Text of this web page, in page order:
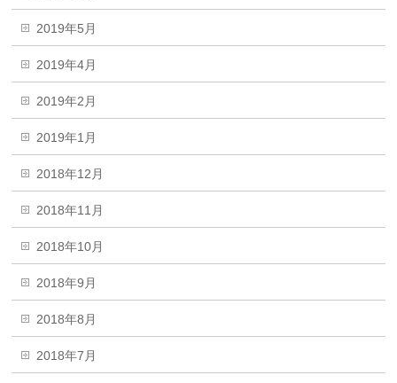
2019年5月
2019年4月
2019年2月
2019年1月
2018年12月
2018年11月
2018年10月
2018年9月
2018年8月
2018年7月